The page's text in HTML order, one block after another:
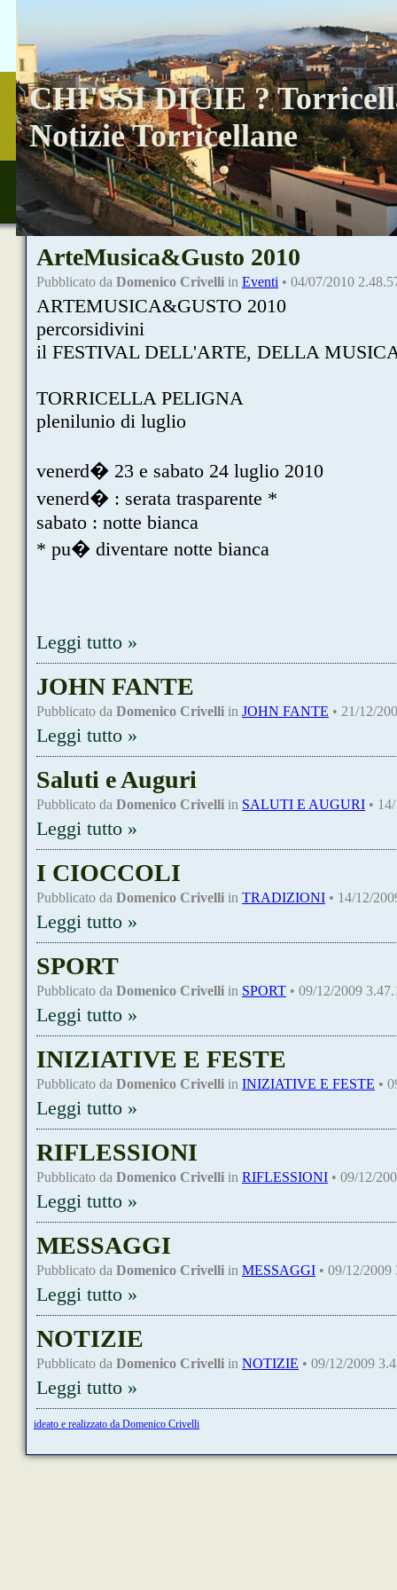
CHI'SSI DICIE ?
Notizie Torricellane
ArteMusica&Gusto 2010
Pubblicato da Domenico Crivelli in Eventi • 04/07/2010
ARTEMUSICA&GUSTO 2010
percorsidivini
il FESTIVAL DELL'ARTE, DELLA
TORRICELLA PELIGNA
plenilunio di luglio
venerd� 23 e sabato 24 luglio 2010
venerd� : serata trasparente *
sabato : notte bianca
* pu� diventare notte bianca
Leggi tutto »
JOHN FANTE
Pubblicato da Domenico Crivelli in JOHN FANTE • 21/12/
Leggi tutto »
Saluti e Auguri
Pubblicato da Domenico Crivelli in SALUTI E AUGURI •
Leggi tutto »
I CIOCCOLI
Pubblicato da Domenico Crivelli in TRADIZIONI • 14/12/
Leggi tutto »
SPORT
Pubblicato da Domenico Crivelli in SPORT • 09/12/2009
Leggi tutto »
INIZIATIVE E FESTE
Pubblicato da Domenico Crivelli in INIZIATIVE E FESTE •
Leggi tutto »
RIFLESSIONI
Pubblicato da Domenico Crivelli in RIFLESSIONI • 09/12/
Leggi tutto »
MESSAGGI
Pubblicato da Domenico Crivelli in MESSAGGI • 09/12/2009
Leggi tutto »
NOTIZIE
Pubblicato da Domenico Crivelli in NOTIZIE • 09/12/2009
Leggi tutto »
ideato e realizzato da Domenico Crivelli